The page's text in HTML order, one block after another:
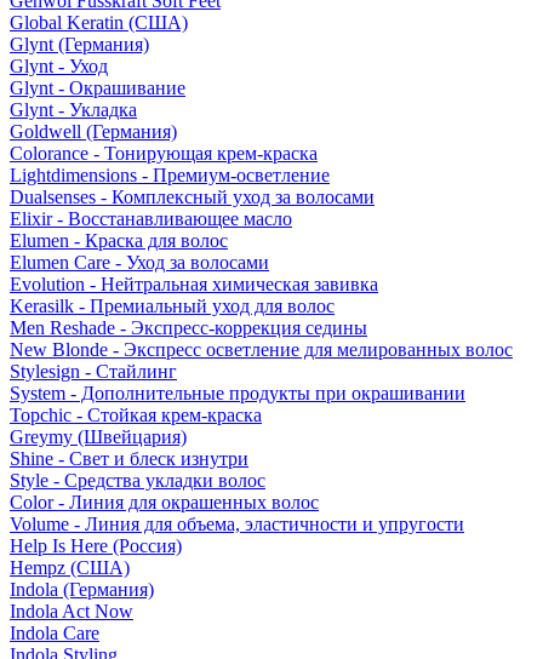
Global Keratin (США)
Glynt (Германия)
Glynt - Уход
Glynt - Окрашивание
Glynt - Укладка
Goldwell (Германия)
Colorance - Тонирующая крем-краска
Lightdimensions - Премиум-осветление
Dualsenses - Комплексный уход за волосами
Elixir - Восстанавливающее масло
Elumen - Краска для волос
Elumen Care - Уход за волосами
Evolution - Нейтральная химическая завивка
Kerasilk - Премиальный уход для волос
Men Reshade - Экспресс-коррекция седины
New Blonde - Экспресс осветление для мелированных волос
Stylesign - Стайлинг
System - Дополнительные продукты при окрашивании
Topchic - Стойкая крем-краска
Greymy (Швейцария)
Shine - Свет и блеск изнутри
Style - Средства укладки волос
Color - Линия для окрашенных волос
Volume - Линия для объема, эластичности и упругости
Help Is Here (Россия)
Hempz (США)
Indola (Германия)
Indola Act Now
Indola Care
Indola Styling